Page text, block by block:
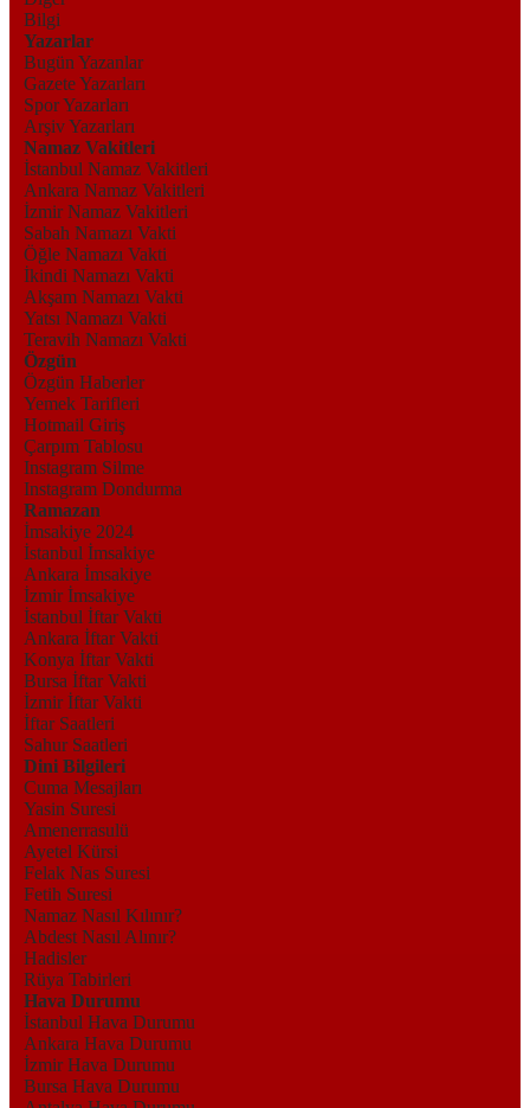
Bilgi
Yazarlar
Bugün Yazanlar
Gazete Yazarları
Spor Yazarları
Arşiv Yazarları
Namaz Vakitleri
İstanbul Namaz Vakitleri
Ankara Namaz Vakitleri
İzmir Namaz Vakitleri
Sabah Namazı Vakti
Öğle Namazı Vakti
İkindi Namazı Vakti
Akşam Namazı Vakti
Yatsı Namazı Vakti
Teravih Namazı Vakti
Özgün
Özgün Haberler
Yemek Tarifleri
Hotmail Giriş
Çarpım Tablosu
Instagram Silme
Instagram Dondurma
Ramazan
İmsakiye 2024
İstanbul İmsakiye
Ankara İmsakiye
İzmir İmsakiye
İstanbul İftar Vakti
Ankara İftar Vakti
Konya İftar Vakti
Bursa İftar Vakti
İzmir İftar Vakti
İftar Saatleri
Sahur Saatleri
Dini Bilgileri
Cuma Mesajları
Yasin Suresi
Amenerrasulü
Ayetel Kürsi
Felak Nas Suresi
Fetih Suresi
Namaz Nasıl Kılınır?
Abdest Nasıl Alınır?
Hadisler
Rüya Tabirleri
Hava Durumu
İstanbul Hava Durumu
Ankara Hava Durumu
İzmir Hava Durumu
Bursa Hava Durumu